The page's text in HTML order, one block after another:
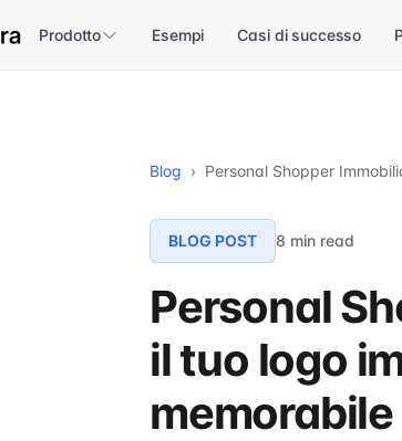
Prodotto Esempi Casi di successo
Blog › Personal Shopper
BLOG POST 8 min read
Personal
il tuo logo
memorabile